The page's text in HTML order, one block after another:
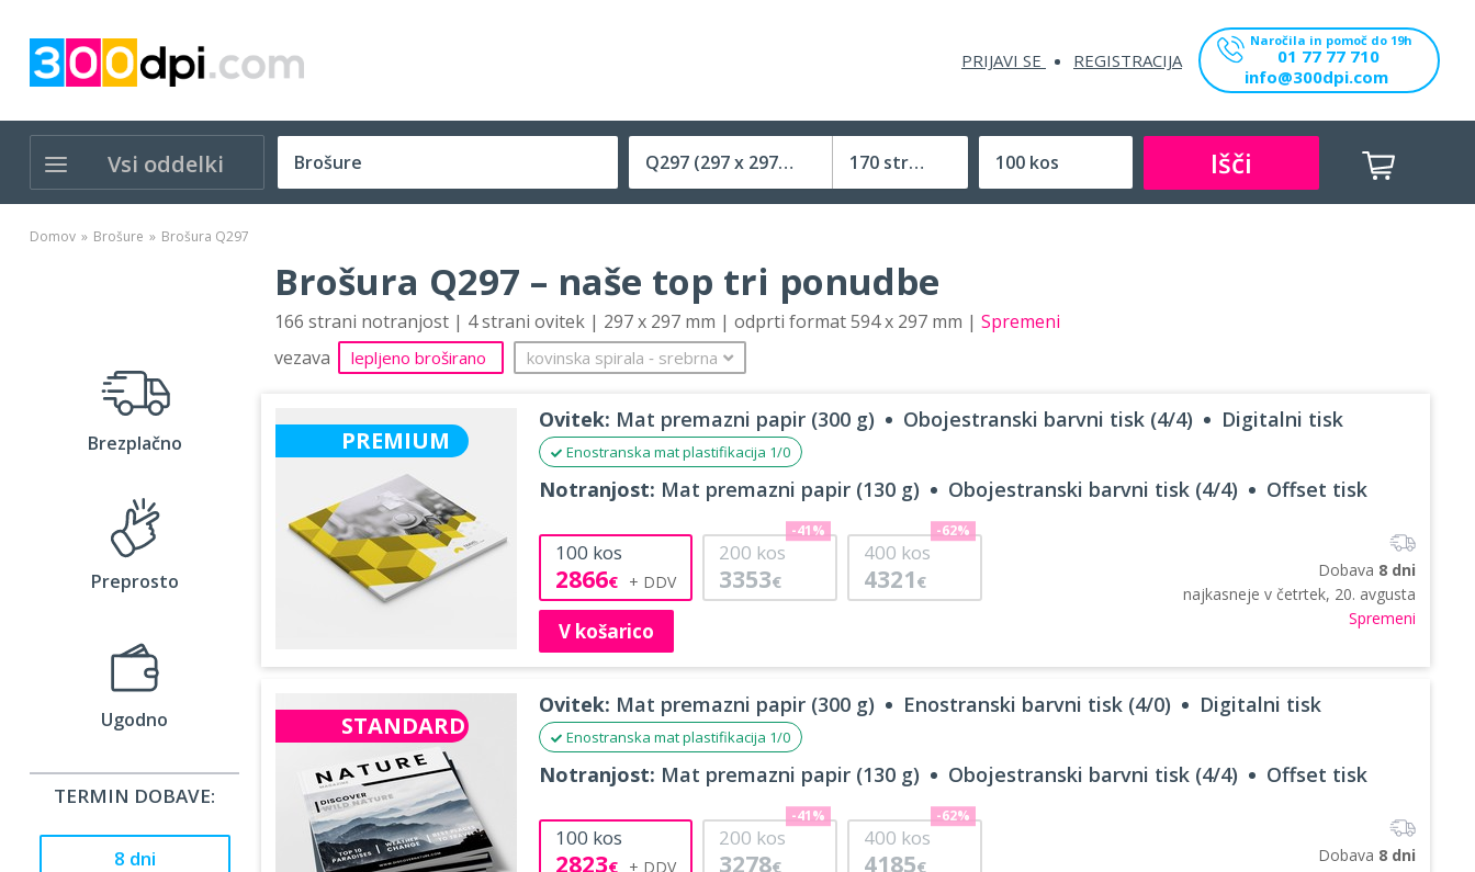
PRIJAVI SE REGISTRACIJA
Naročila in pomoč do 19h
01 77 77 710
info@300dpi.com
Vsi oddelki Q297 (297 x 297 mm)
Velikost (zaprte) tiskovine
170 strani Išči
Domov Brošure Brošura Q297
Brezplačno
Preprosto
Ugodno
TERMIN DOBAVE:
8 dni
Brošura Q297 – naše top tri ponudbe
166 strani notranjost | 4 strani ovitek | 297 x 297 mm | odprti format 594 x 297 mm | Spremeni
vezava
lepljeno broširano kovinska spirala ‐ srebrna
PREMIUM
Ovitek: Mat premazni papir (300 g) Obojestranski barvni tisk (4/4) Digitalni tisk
Enostranska mat plastifikacija 1/0
Notranjost: Mat premazni papir (130 g) Obojestranski barvni tisk (4/4) Offset tisk
100 kos
2866€
200 kos
3353€
-41%
400 kos
4321 €
-62%
V košarico
Dobava 8 dni
najkasneje v četrtek, 20. avgusta
Spremeni
STANDARD
Ovitek: Mat premazni papir (300 g) Enostranski barvni tisk (4/0) Digitalni tisk
Enostranska mat plastifikacija 1/0
Notranjost: Mat premazni papir (130 g) Obojestranski barvni tisk (4/4) Offset tisk
100 kos
2823€
200 kos
3278€
-41%
400 kos
4185€
-62%
Dobava 8 dni